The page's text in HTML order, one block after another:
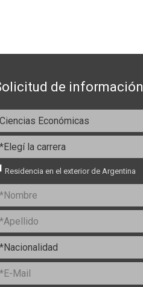
de información
Residencia en el exterior de Argentina